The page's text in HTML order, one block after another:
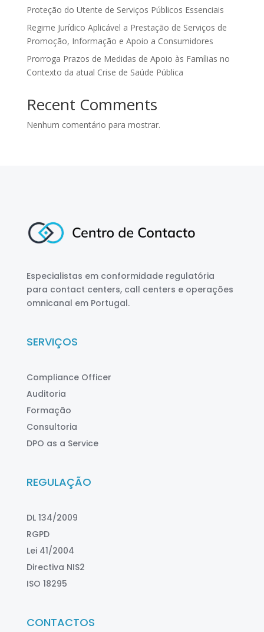
Proteção do Utente de Serviços Públicos Essenciais
Regime Jurídico Aplicável a Prestação de Serviços de
Promoção, Informação e Apoio a Consumidores
Prorroga Prazos de Medidas de Apoio às Famílias no
Contexto da atual Crise de Saúde Pública
Recent Comments
Nenhum comentário para mostrar.
Especialistas em conformidade regulatória
para contact centers, call centers e operações
omnicanal em Portugal.
SERVIÇOS
Compliance Officer
Auditoria
Formação
Consultoria
DPO as a Service
REGULAÇÃO
DL 134/2009
RGPD
Lei 41/2004
Directiva NIS2
ISO 18295
CONTACTOS